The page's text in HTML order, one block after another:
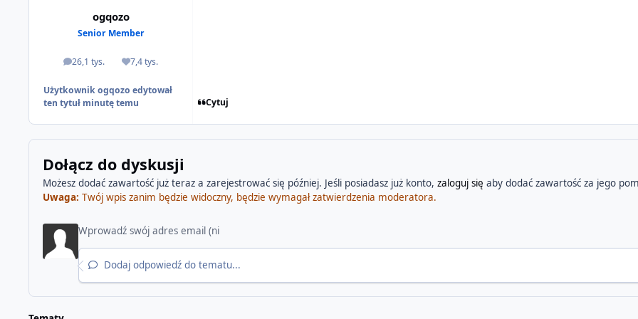
ogqozo
Senior Member
26,1 tys.
odpowiedzi7,4 tys.
Reputacja
Użytkownik ogqozo edytował
ten tytuł minutę temu
Cytuj
Dołącz do dyskusji
Możesz dodać zawartość już teraz a zarejestrować się później. Jeśli posiadasz już konto, zaloguj się aby dodać zawartość za jego
Uwaga: Twój wpis zanim będzie widoczny, będzie wymagał zatwierdzenia moderatora.
Dodaj odpowiedź do tematu...